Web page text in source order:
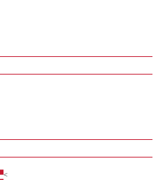
<